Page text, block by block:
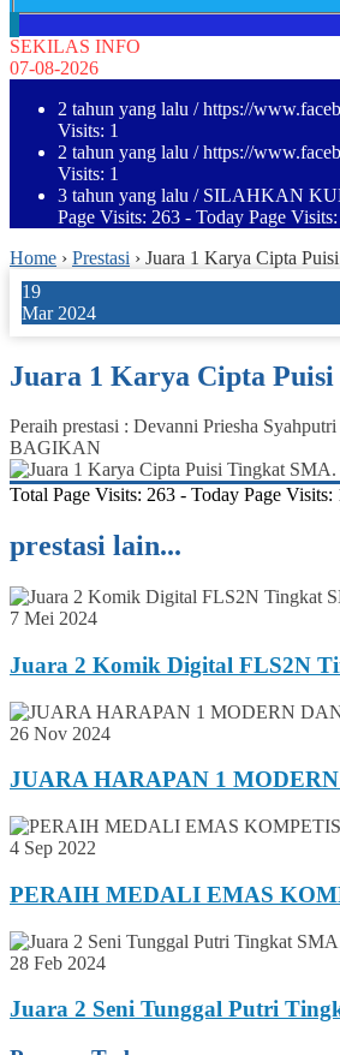
SEKILAS INFO
07-08-2026
2 tahun yang lalu / https://
Visits: 1
2 tahun yang lalu / https://
Visits: 1
3 tahun yang lalu / SILAHKAN
Page Visits: 263 - Today Page Visits:
Home › Prestasi › Juara 1 Karya Cipta
19
Mar 2024
Juara 1 Karya Cipta
Peraih prestasi : Devanni Priesha Syahputri
BAGIKAN
Total Page Visits: 263 - Today Page Visits:
prestasi lain...
7 Mei 2024
Juara 2 Komik Digital FLS2N
26 Nov 2024
JUARA HARAPAN 1
4 Sep 2022
PERAIH MEDALI EMAS
28 Feb 2024
Juara 2 Seni Tunggal Putri